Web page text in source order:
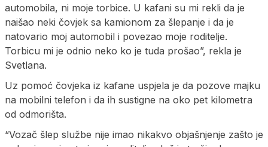
automobila, ni moje torbice. U kafani su mi rekli da je
naišao neki čovjek sa kamionom za šlepanje i da je
natovario moj automobil i povezao moje roditelje.
Torbicu mi je odnio neko ko je tuda prošao”, rekla je
Svetlana.
Uz pomoć čovjeka iz kafane uspjela je da pozove majku
na mobilni telefon i da ih sustigne na oko pet kilometra
od odmorišta.
“Vozač šlep službe nije imao nikakvo objašnjenje zašto je